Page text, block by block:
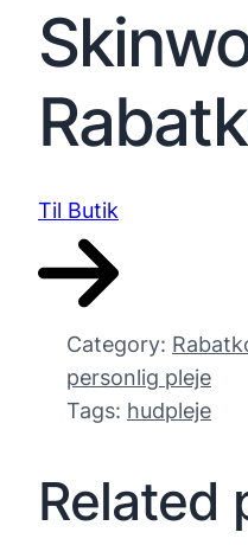
Til Butik
Category:
personlig pleje
Tags: hudpleje
Related